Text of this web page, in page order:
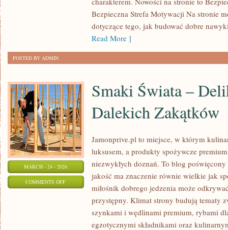
Bezpieczna Strefa Motywacji Na stronie
dotyczące tego, jak budować dobre
Read More ]
POSTED BY ADMIN
MARCH - 24 - 2026
COMMENTS OFFON
Smaki Świata –
Dalekich Zakątków
Jamonprive.pl to miejsce, w którym
luksusem, a produkty spożywcze
niezwykłych doznań. To blog
jakość ma znaczenie równie wielkie jak
miłośnik dobrego jedzenia może
przystępny. Klimat strony budują tematy
szynkami i wędlinami premium, rybami
egzotycznymi składnikami oraz